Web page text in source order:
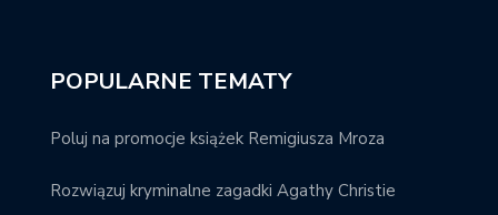
POPULARNE TEMATY
Poluj na promocje książek Remigiusza Mroza
Rozwiązuj kryminalne zagadki Agathy Christie